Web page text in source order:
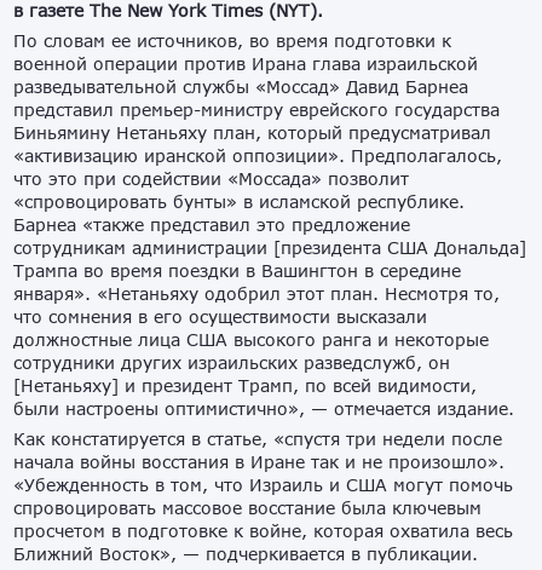
в газете The New York Times (NYT).
По словам ее источников, во время подготовки к
военной операции против Ирана глава израильской
разведывательной службы «Моссад» Давид Барнеа
представил премьер-министру еврейского государства
Биньямину Нетаньяху план, который предусматривал
«активизацию иранской оппозиции». Предполагалось,
что это при содействии «Моссада» позволит
«спровоцировать бунты» в исламской республике.
Барнеа «также представил это предложение
сотрудникам администрации [президента США Дональда]
Трампа во время поездки в Вашингтон в середине
января». «Нетаньяху одобрил этот план. Несмотря то,
что сомнения в его осуществимости высказали
должностные лица США высокого ранга и некоторые
сотрудники других израильских разведслужб, он
[Нетаньяху] и президент Трамп, по всей видимости,
были настроены оптимистично», — отмечается издание.
Как констатируется в статье, «спустя три недели после
начала войны восстания в Иране так и не произошло».
«Убежденность в том, что Израиль и США могут помочь
спровоцировать массовое восстание была ключевым
просчетом в подготовке к войне, которая охватила весь
Ближний Восток», — подчеркивается в публикации.